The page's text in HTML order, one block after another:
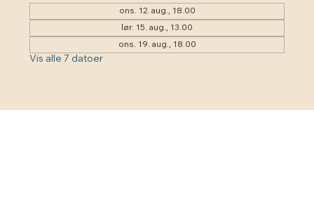
ons. 12. aug., 18.00
lør. 15. aug., 13.00
ons. 19. aug., 18.00
Vis alle 7 datoer